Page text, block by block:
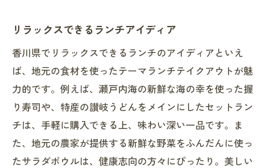
リラックスできるランチアイディア
香川県でリラックスできるランチのアイディアといえ
ば、地元の食材を使ったテーマランチテイクアウトが魅
力的です。例えば、瀬戸内海の新鮮な海の幸を使った握
り寿司や、特産の讃岐うどんをメインにしたセットラン
チは、手軽に購入できる上、味わい深い一品です。ま
た、地元の農家が提供する新鮮な野菜をふんだんに使っ
たサラダボウルは、健康志向の方々にぴったり。美しい